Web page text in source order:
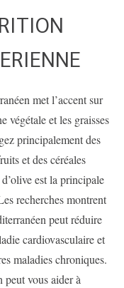
met l’accent sur
végétale et les graisses
principalement des
et des céréales
est la principale
recherches montrent
peut réduire
cardiovasculaire et
maladies chroniques.
vous aider à